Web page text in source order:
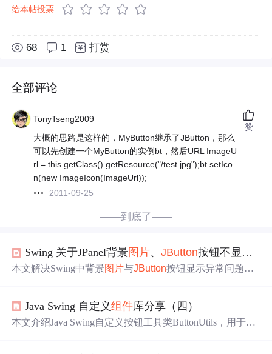
给本帖投票
68 1 打赏
全部评论
TonyTseng2009
大概的思路是这样的，MyButton继承了JButton，那么
可以先创建一个MyButton的实例bt，然后URL ImageU
rl = this.getClass().getResource("/test.jpg");bt.setIco
n(new ImageIcon(ImageUrl));
2011-09-25
赞
——到底了——
Swing 关于JPanel背景图片、JButton按钮不显示的解决办法
本文解决Swing中背景图片与JButton按钮显示异常问题，
Java Swing 自定义组件库分享（四）
本文介绍Java Swing自定义按钮工具类ButtonUtils，用于统